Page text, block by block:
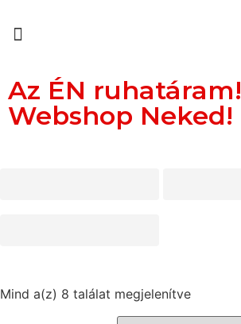
Az ÉN ruhatáram!
Webshop Neked!
Mind a(z) 8 találat megjelenítve